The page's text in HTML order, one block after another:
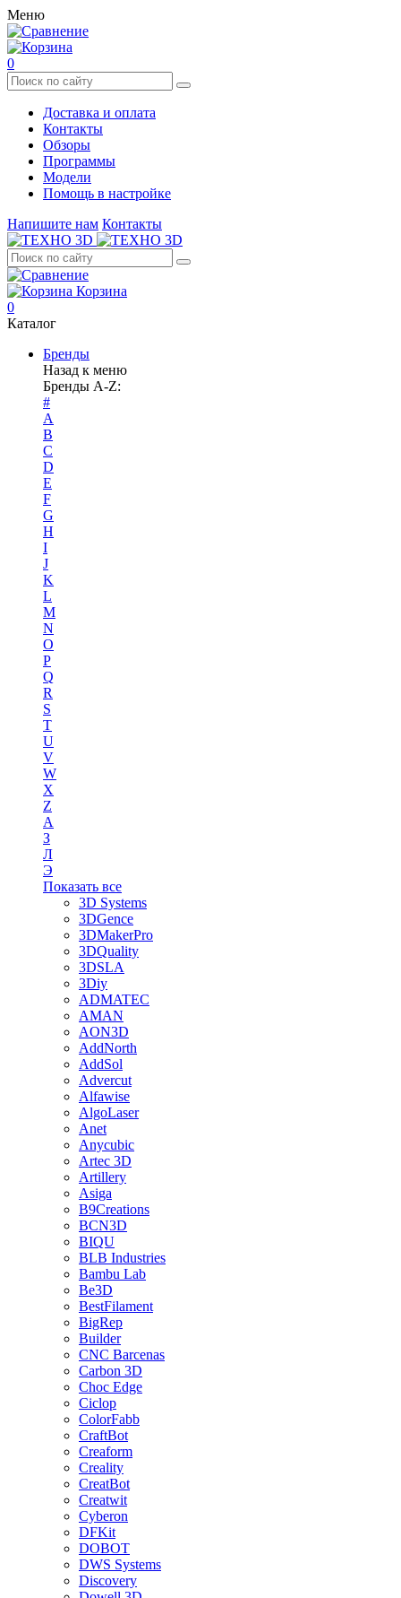
Меню
0
Доставка и оплата
Контакты
Обзоры
Программы
Модели
Помощь в настройке
Напишите нам Контакты
Корзина
0
Каталог
Бренды
Назад к меню
Бренды A-Z:
#
A
B
C
D
E
F
G
H
I
J
K
L
M
N
O
P
Q
R
S
T
U
V
W
X
Z
А
З
Л
Э
Показать все
3D Systems
3DGence
3DMakerPro
3DQuality
3DSLA
3Diy
ADMATEC
AMAN
AON3D
AddNorth
AddSol
Advercut
Alfawise
AlgoLaser
Anet
Anycubic
Artec 3D
Artillery
Asiga
B9Creations
BCN3D
BIQU
BLB Industries
Bambu Lab
Be3D
BestFilament
BigRep
Builder
CNC Barcenas
Carbon 3D
Choc Edge
Ciclop
ColorFabb
CraftBot
Creaform
Creality
CreatBot
Creatwit
Cyberon
DFKit
DOBOT
DWS Systems
Discovery